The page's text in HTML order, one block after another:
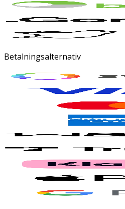
Betalningsalternativ